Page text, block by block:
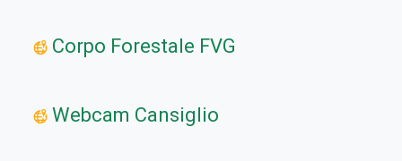
Corpo Forestale FVG
Webcam Cansiglio